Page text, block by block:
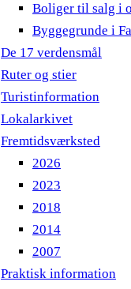
Boliger til salg i
Byggegrunde i
De 17 verdensmål
Ruter og stier
Turistinformation
Lokalarkivet
Fremtidsværksted
2026
2023
2018
2014
2007
Praktisk information